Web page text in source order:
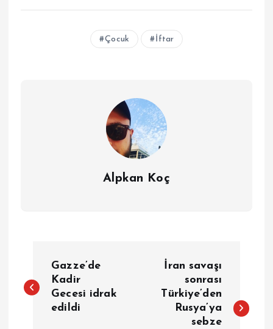
Çocuk İftar
Alpkan Koç
a
Gazze’de
Kadir
Gecesi idrak
edildi
İran savaşı
sonrası
Türkiye’den
Rusya’ya
sebze